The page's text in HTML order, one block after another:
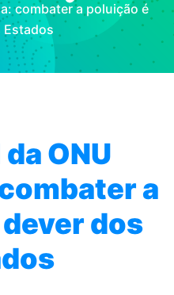
combater a poluição é
Estados
ONU
a
dos